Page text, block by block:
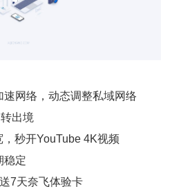
网络，动态调整私域网络
出境
秒开YouTube 4K视频
稳定
送7天奈飞体验卡